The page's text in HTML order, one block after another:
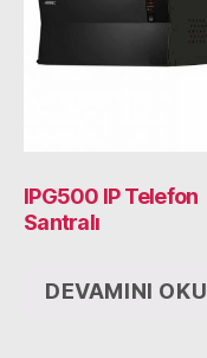
IPG500 IP Telefon
Santralı
DEVAMINI OKU